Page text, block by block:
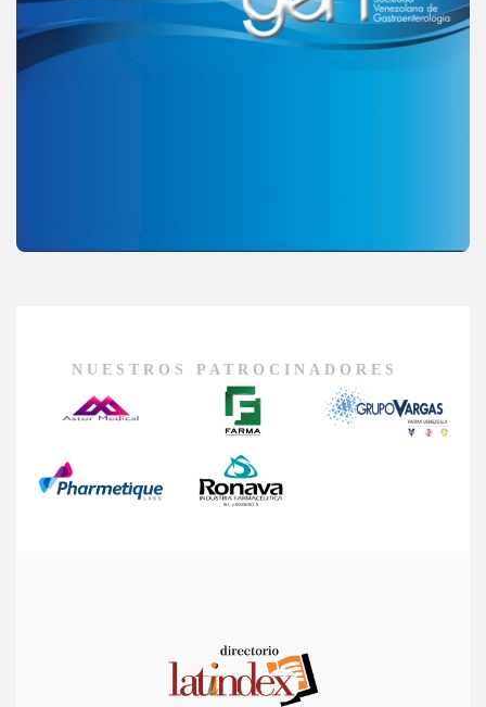
NUESTROS PATROCINADORES